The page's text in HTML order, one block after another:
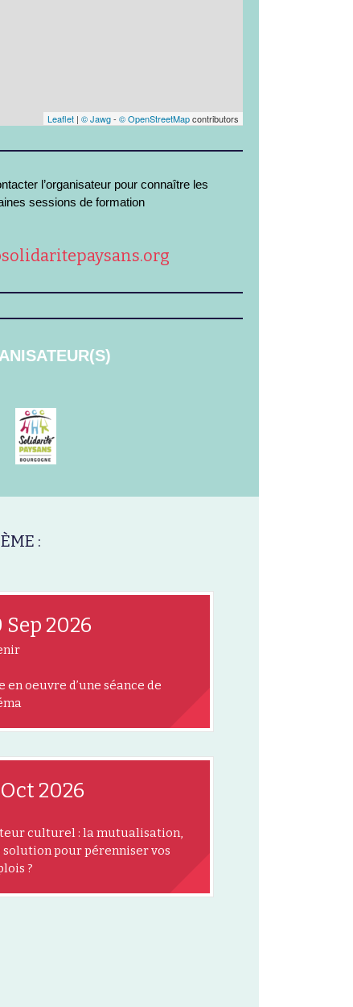
Leaflet | © Jawg- © OpenStreetMapcontributors
l’organisateur pour connaître les
sessions de formation
:
Sep 2026
en oeuvre d’une séance de
Oct 2026
culturel : la mutualisation,
solution pour pérenniser vos
?